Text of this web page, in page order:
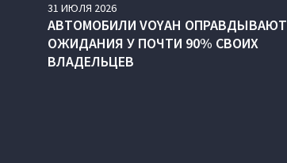
31 ИЮЛЯ 2026
АВТОМОБИЛИ VOYAH ОПРАВДЫВАЮТ
ОЖИДАНИЯ У ПОЧТИ 90% СВОИХ
ВЛАДЕЛЬЦЕВ